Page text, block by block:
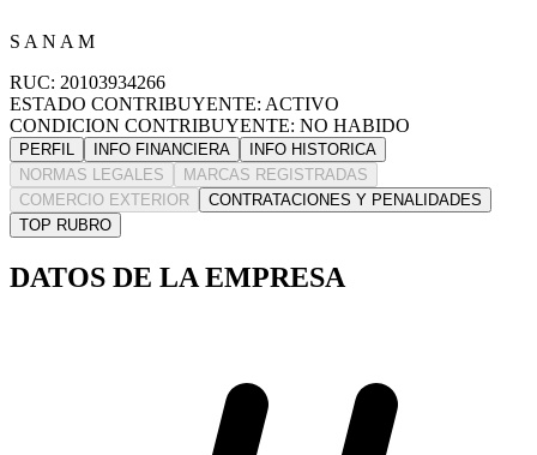
S A N A M
RUC: 20103934266
ESTADO CONTRIBUYENTE: ACTIVO
CONDICION CONTRIBUYENTE: NO HABIDO
PERFIL INFO FINANCIERA
INFO HISTORICA
NORMAS LEGALES
MARCAS REGISTRADAS
COMERCIO EXTERIOR
CONTRATACIONES Y PENALIDADES
TOP RUBRO
DATOS DE LA EMPRESA